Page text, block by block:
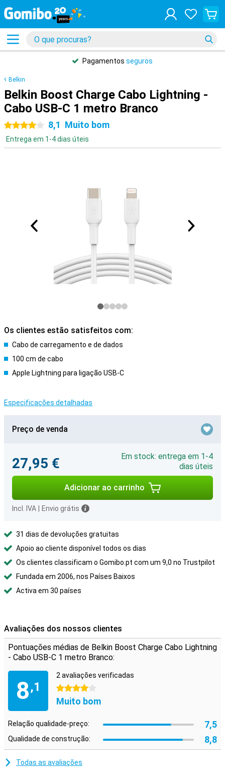
Pagamentos seguros
Belkin
Belkin Boost Charge Cabo Lightning -
Cabo USB-C 1 metro Branco
4 estrelas
8,1 Muito bom
Entrega em 1-4 dias úteis
Os clientes estão satisfeitos com:
Cabo de carregamento e de dados
100 cm de cabo
Apple Lightning para ligação USB-C
Especificações detalhadas
Preço de venda
27,95 €
Em stock: entrega em 1-4
dias úteis
Adicionar ao carrinho
Incl. IVA Envio grátis
31 dias de devoluções gratuitas
Apoio ao cliente disponível todos os dias
Os clientes classificam o Gomibo.pt com um 9,0 no Trustpilot
Fundada em 2006, nos Países Baixos
Activa em 30 países
Avaliações dos nossos clientes
Pontuações médias de Belkin Boost Charge Cabo Lightning
- Cabo USB-C 1 metro Branco:
8,1
2 avaliações verificadas
4 estrelas
Muito bom
Relação qualidade-preço: 7,5
Qualidade de construção: 8,8
Todas as avaliações